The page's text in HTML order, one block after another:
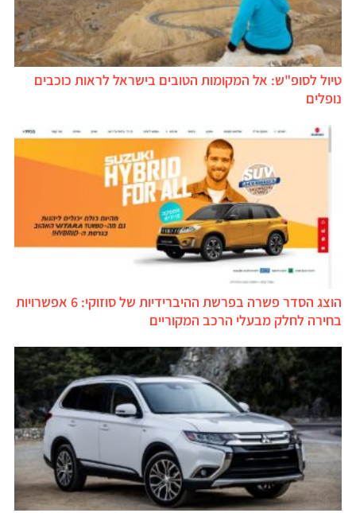
טיול לסופ"ש: אל המקומות הטובים בישראל לראות כוכבים
נופלים
הוצג הסדר פשרה בפרשת ההיברידיות של סוזוקי: 6 אפשרויות
בחירה לחלק מבעלי הרכב המקוריים